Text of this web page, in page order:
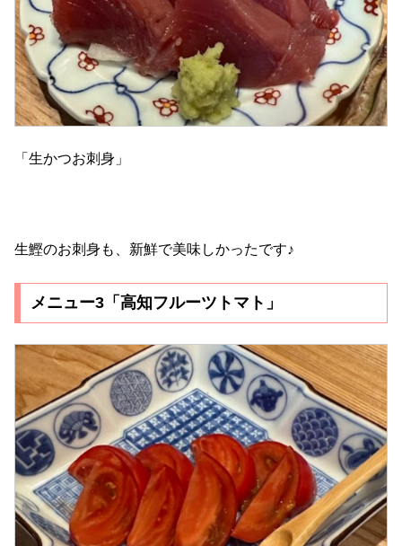
「生かつお刺身」
生鰹のお刺身も、新鮮で美味しかったです♪
メニュー3「高知フルーツトマト」